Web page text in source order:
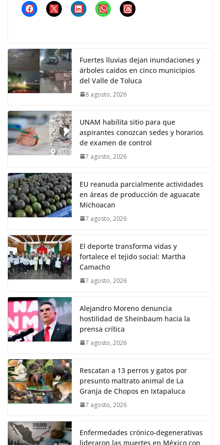
Fuertes lluvias dejan inundaciones y
árboles caídos en cinco municipios
del Valle de Toluca
8 agosto, 2026
UNAM habilita sitio para que
aspirantes conozcan sedes y horarios
de examen de control
7 agosto, 2026
EU reanuda parcialmente actividades
en áreas de producción de aguacate
Michoacan
7 agosto, 2026
El deporte transforma vidas y
fortalece el tejido social: Martha
Camacho
7 agosto, 2026
Alejandro Moreno denuncia
hostilidad de Sheinbaum hacia la
prensa crítica
7 agosto, 2026
Rescatan a 13 perros y gatos por
presunto maltrato animal de La
Granja de Chopos en Ixtapaluca
7 agosto, 2026
Enfermedades crónico-degenerativas
lideraron las muertes en México con